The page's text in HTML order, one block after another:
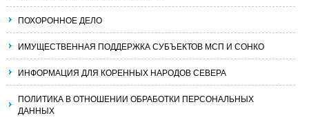
ПОХОРОННОЕ ДЕЛО
ИМУЩЕСТВЕННАЯ ПОДДЕРЖКА СУБЪЕКТОВ МСП И СОНКО
ИНФОРМАЦИЯ ДЛЯ КОРЕННЫХ НАРОДОВ СЕВЕРА
ПОЛИТИКА В ОТНОШЕНИИ ОБРАБОТКИ ПЕРСОНАЛЬНЫХ
ДАННЫХ